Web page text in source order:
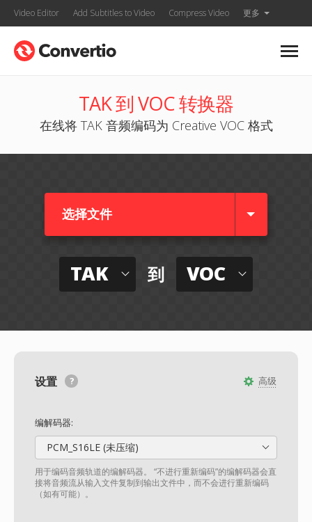
Video Editor Add Subtitles to Video Compress Video 更多
TAK 到 VOC 转换器
在线将 TAK 音频编码为 Creative VOC 格式
选择文件
TAK 到 VOC
高级
设置
编解码器:
PCM_S16LE (未压缩)
用于编码音频轨道的编解码器。 “不进行重新编码”的编解码器会直
接将音频流从输入文件复制到输出文件中，而不会进行重新编码
（如有可能）。